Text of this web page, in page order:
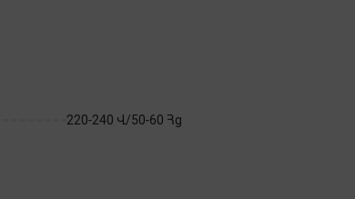
220-240 Վ/50-60 Հց